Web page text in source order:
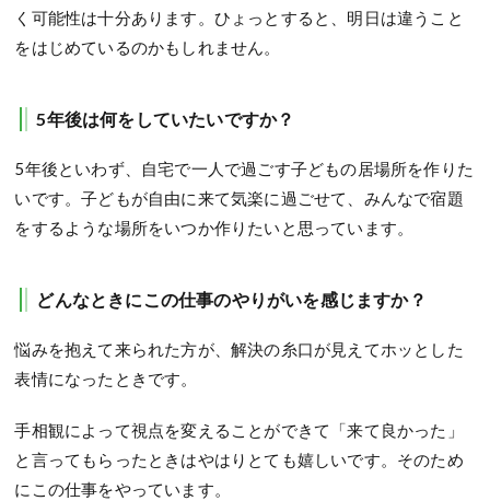
く可能性は十分あります。ひょっとすると、明日は違うこと
をはじめているのかもしれません。
5年後は何をしていたいですか？
5年後といわず、自宅で一人で過ごす子どもの居場所を作りた
いです。子どもが自由に来て気楽に過ごせて、みんなで宿題
をするような場所をいつか作りたいと思っています。
どんなときにこの仕事のやりがいを感じますか？
悩みを抱えて来られた方が、解決の糸口が見えてホッとした
表情になったときです。
手相観によって視点を変えることができて「来て良かった」
と言ってもらったときはやはりとても嬉しいです。そのため
にこの仕事をやっています。